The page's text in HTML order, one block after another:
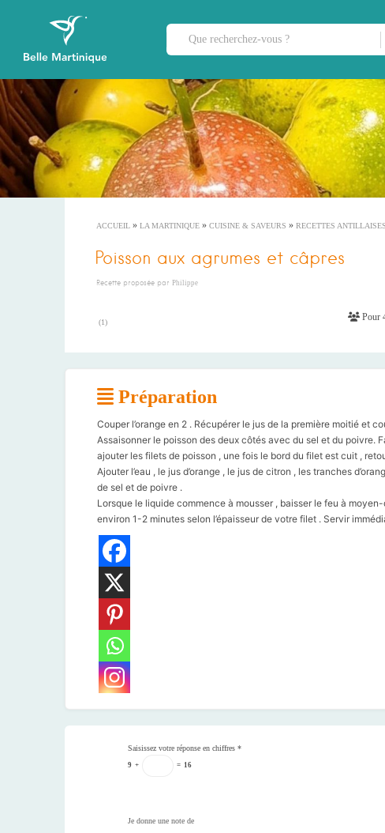
ACCUEIL » LA MARTINIQUE » CUISINE & SAVEURS » RECETTES ANTILLAISES
Poisson aux agrumes et câpres
Recette proposée par Philippe
(1) Pour
Préparation
Couper l’orange en 2 . Récupérer le jus de la première moitié et
Assaisonner le poisson des deux côtés avec du sel et du poivre.
ajouter les filets de poisson , une fois le bord du filet est cuit ,
Ajouter l’eau , le jus d’orange , le jus de citron , les tranches
de sel et de poivre .
Lorsque le liquide commence à mousser , baisser le feu à
environ 1-2 minutes selon l’épaisseur de votre filet . Servir
Saisissez votre réponse en chiffres *
9 + = 16